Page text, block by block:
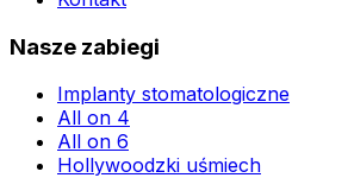
Nasze zabiegi
Implanty stomatologiczne
All on 4
All on 6
Hollywoodzki uśmiech